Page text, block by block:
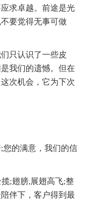
求卓越。前途是光
要觉得无事可做
只认识了一些皮
我们的遗憾。但在
次机会，它为下次
您的满意，我们的信
;翅膀,展翅高飞;整
伴下，客户得到最